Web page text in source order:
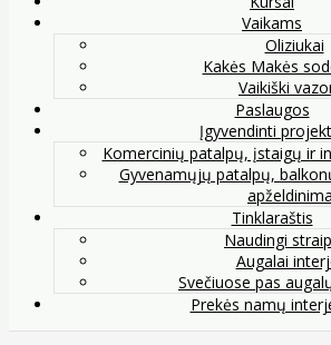
Vaikams
Oliziukai
Kakės Makės
Vaikiški
Paslaugos
Įgyvendinti
Komercinių patalpų, įstaigų ir
Gyvenamųjų patalpų,
Tinklaraštis
Naudingi
Augalai
Svečiuose pas
Prekės namų